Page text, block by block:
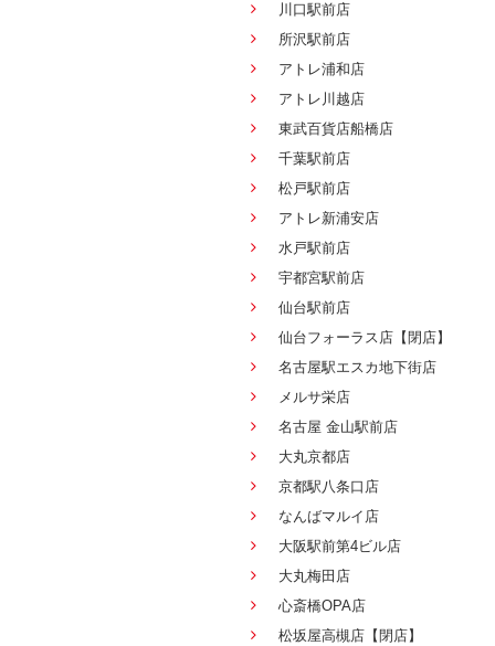
川口駅前店
所沢駅前店
アトレ浦和店
アトレ川越店
東武百貨店船橋店
千葉駅前店
松戸駅前店
アトレ新浦安店
水戸駅前店
宇都宮駅前店
仙台駅前店
仙台フォーラス店【閉店】
名古屋駅エスカ地下街店
メルサ栄店
名古屋 金山駅前店
大丸京都店
京都駅八条口店
なんばマルイ店
大阪駅前第4ビル店
大丸梅田店
心斎橋OPA店
松坂屋高槻店【閉店】